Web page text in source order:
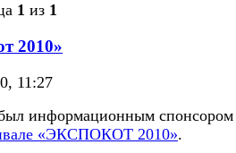
1 из 1
2010»
11:27
информационным
«ЭКСПОКОТ 2010».